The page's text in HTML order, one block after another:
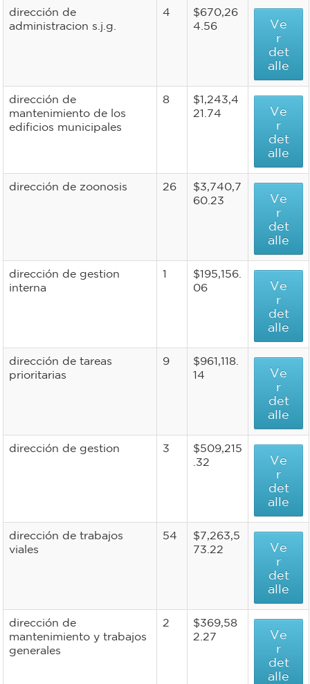
dirección de
administracion s.j.g.
4
$670,26
4.56
Ve
r
det
alle
dirección de
mantenimiento de los
edificios municipales
8
$1,243,4
21.74
Ve
r
det
alle
dirección de zoonosis 26
$3,740,7
60.23
Ve
r
det
alle
dirección de gestion
interna
1
$195,156.
06
Ve
r
det
alle
dirección de tareas
prioritarias
9
$961,118.
14
Ve
r
det
alle
dirección de gestion 3
$509,215
.32
Ve
r
det
alle
dirección de trabajos
viales
54
$7,263,5
73.22
Ve
r
det
alle
dirección de
mantenimiento y trabajos
generales
2
$369,58
2.27
Ve
r
det
alle